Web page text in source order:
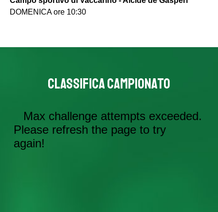
DOMENICA ore 10:30
CLASSIFICA CAMPIONATO